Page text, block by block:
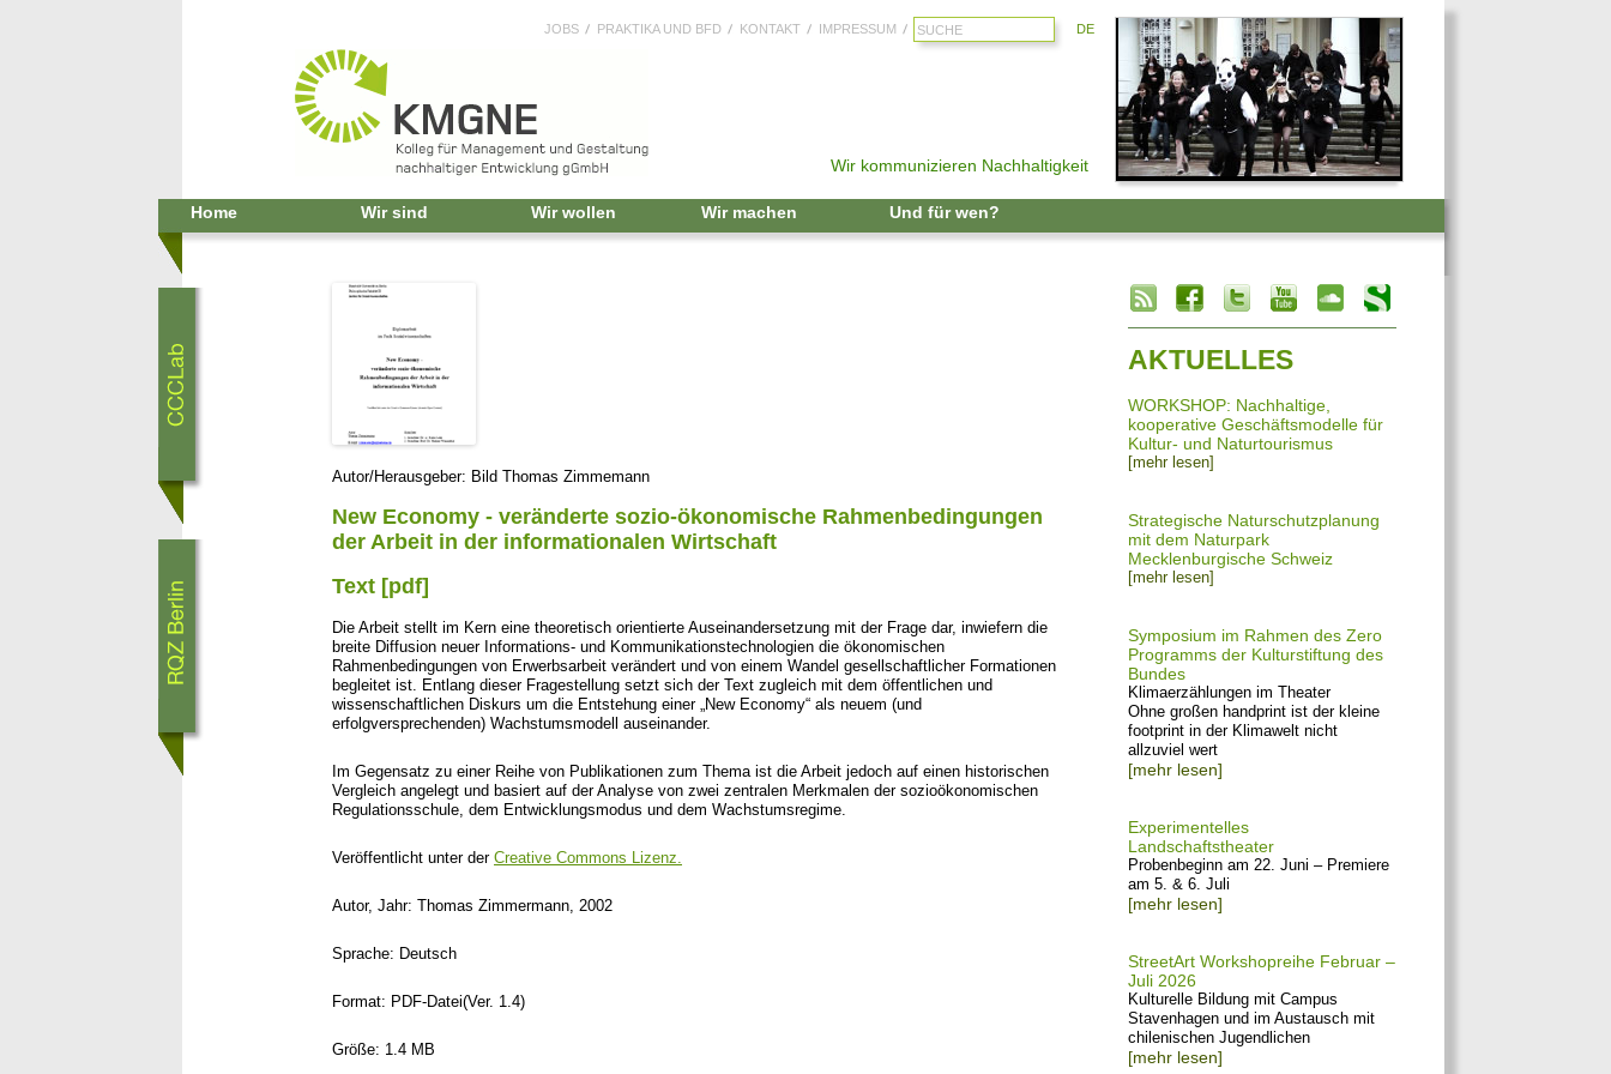
Wir kommunizieren Nachhaltigkeit
JOBS PRAKTIKA UND BFD KONTAKT IMPRESSUM DE
info heading
Zum Inhalt springen
Home Wir sind Wir wollen Wir machen Und für wen?
Autor/Herausgeber: Bild Thomas Zimmemann
New Economy - veränderte sozio-ökonomische Rahmenbedingungen
der Arbeit in der informationalen Wirtschaft
Text [pdf]
Die Arbeit stellt im Kern eine theoretisch orientierte Auseinandersetzung mit der Frage dar, inwiefern die
breite Diffusion neuer Informations- und Kommunikationstechnologien die ökonomischen
Rahmenbedingungen von Erwerbsarbeit verändert und von einem Wandel gesellschaftlicher Formationen
begleitet ist. Entlang dieser Fragestellung setzt sich der Text zugleich mit dem öffentlichen und
wissenschaftlichen Diskurs um die Entstehung einer „New Economy“ als neuem (und
erfolgversprechenden) Wachstumsmodell auseinander.
Im Gegensatz zu einer Reihe von Publikationen zum Thema ist die Arbeit jedoch auf einen historischen
Vergleich angelegt und basiert auf der Analyse von zwei zentralen Merkmalen der sozioökonomischen
Regulationsschule, dem Entwicklungsmodus und dem Wachstumsregime.
Veröffentlicht unter der Creative Commons Lizenz.
Autor, Jahr: Thomas Zimmermann, 2002
Sprache: Deutsch
Format: PDF-Datei(Ver. 1.4)
Größe: 1.4 MB
AKTUELLES
WORKSHOP: Nachhaltige,
kooperative Geschäftsmodelle für
Kultur- und Naturtourismus
[mehr lesen]
Strategische Naturschutzplanung
mit dem Naturpark
Mecklenburgische Schweiz
[mehr lesen]
Symposium im Rahmen des Zero
Programms der Kulturstiftung des
Bundes
Klimaerzählungen im Theater
Ohne großen handprint ist der kleine
footprint in der Klimawelt nicht
allzuviel wert
[mehr lesen]
Experimentelles
Landschaftstheater
Probenbeginn am 22. Juni – Premiere
am 5. & 6. Juli
[mehr lesen]
StreetArt Workshopreihe Februar –
Juli 2026
Kulturelle Bildung mit Campus
Stavenhagen und im Austausch mit
chilenischen Jugendlichen
[mehr lesen]